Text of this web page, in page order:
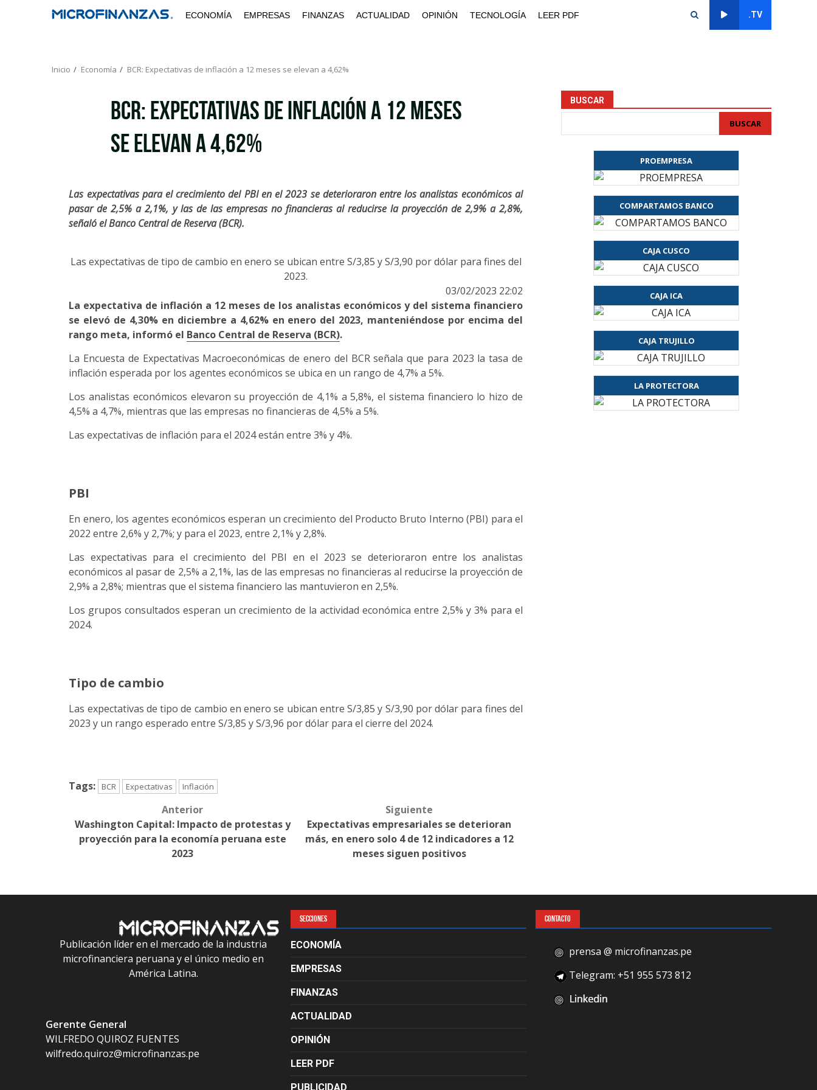
ECONOMÍA EMPRESAS FINANZAS ACTUALIDAD OPINIÓN TECNOLOGÍA LEER PDF .TV
Inicio Economía BCR: Expectativas de inflación a 12 meses se elevan a 4,62%
BCR: Expectativas de inflación a 12 meses
se elevan a 4,62%
Las expectativas para el crecimiento del PBI en el 2023 se deterioraron entre los analistas económicos al
pasar de 2,5% a 2,1%, y las de las empresas no financieras al reducirse la proyección de 2,9% a 2,8%,
señaló el Banco Central de Reserva (BCR).
Las expectativas de tipo de cambio en enero se ubican entre S/3,85 y S/3,90 por dólar para fines del
2023.
03/02/2023 22:02
La expectativa de inflación a 12 meses de los analistas económicos y del sistema financiero
se elevó de 4,30% en diciembre a 4,62% en enero del 2023, manteniéndose por encima del
rango meta, informó el Banco Central de Reserva (BCR).
La Encuesta de Expectativas Macroeconómicas de enero del BCR señala que para 2023 la tasa de
inflación esperada por los agentes económicos se ubica en un rango de 4,7% a 5%.
Los analistas económicos elevaron su proyección de 4,1% a 5,8%, el sistema financiero lo hizo de
4,5% a 4,7%, mientras que las empresas no financieras de 4,5% a 5%.
Las expectativas de inflación para el 2024 están entre 3% y 4%.
PBI
En enero, los agentes económicos esperan un crecimiento del Producto Bruto Interno (PBI) para el
2022 entre 2,6% y 2,7%; y para el 2023, entre 2,1% y 2,8%.
Las expectativas para el crecimiento del PBI en el 2023 se deterioraron entre los analistas
económicos al pasar de 2,5% a 2,1%, las de las empresas no financieras al reducirse la proyección de
2,9% a 2,8%; mientras que el sistema financiero las mantuvieron en 2,5%.
Los grupos consultados esperan un crecimiento de la actividad económica entre 2,5% y 3% para el
2024.
Tipo de cambio
Las expectativas de tipo de cambio en enero se ubican entre S/3,85 y S/3,90 por dólar para fines del
2023 y un rango esperado entre S/3,85 y S/3,96 por dólar para el cierre del 2024.
Tags: BCR Expectativas Inflación
navigation
Anterior
Washington Capital: Impacto de protestas y
proyección para la economía peruana este
2023
Siguiente
Expectativas empresariales se deterioran
más, en enero solo 4 de 12 indicadores a 12
meses siguen positivos
BUSCAR
BUSCAR
PROEMPRESA
COMPARTAMOS BANCO
CAJA CUSCO
CAJA ICA
CAJA TRUJILLO
LA PROTECTORA
Publicación líder en el mercado de la industria
microfinanciera peruana y el único medio en
América Latina.
Gerente General
WILFREDO QUIROZ FUENTES
wilfredo.quiroz@microfinanzas.pe
SECCIONES
ECONOMÍA
EMPRESAS
FINANZAS
ACTUALIDAD
OPINIÓN
LEER PDF
PUBLICIDAD
CONTACTO
prensa @ microfinanzas.pe
Telegram: +51 955 573 812